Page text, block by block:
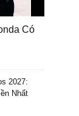
Có
2027:
Nhất